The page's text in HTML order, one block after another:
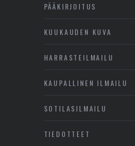
PÄÄKIRJOITUS
KUUKAUDEN KUVA
HARRASTEILMAILU
KAUPALLINEN ILMAILU
SOTILASILMAILU
TIEDOTTEET